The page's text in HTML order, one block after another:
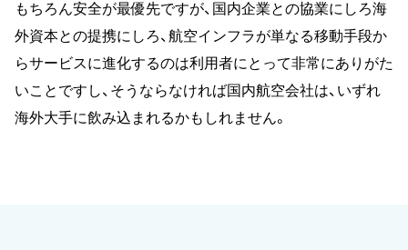
もちろん安全が最優先ですが、国内企業との協業にしろ海
外資本との提携にしろ、航空インフラが単なる移動手段か
らサービスに進化するのは利用者にとって非常にありがた
いことですし、そうならなければ国内航空会社は、いずれ
海外大手に飲み込まれるかもしれません。